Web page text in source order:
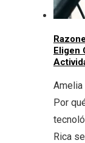
Eligen
Amelia
Por
Rica